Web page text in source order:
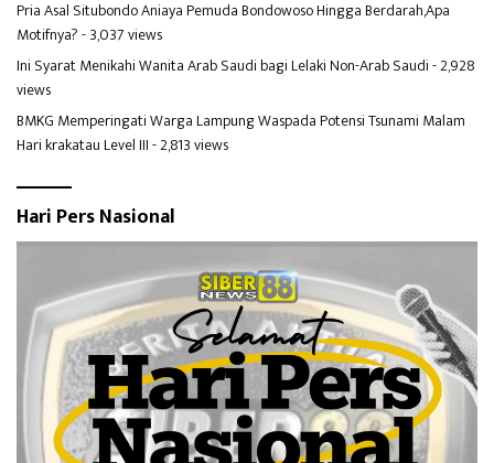
Pria Asal Situbondo Aniaya Pemuda Bondowoso Hingga Berdarah,Apa
Motifnya?- 3,037 views
Ini Syarat Menikahi Wanita Arab Saudi bagi Lelaki Non-Arab Saudi- 2,928
views
BMKG Memperingati Warga Lampung Waspada Potensi Tsunami Malam
Hari krakatau Level III- 2,813 views
Hari Pers Nasional